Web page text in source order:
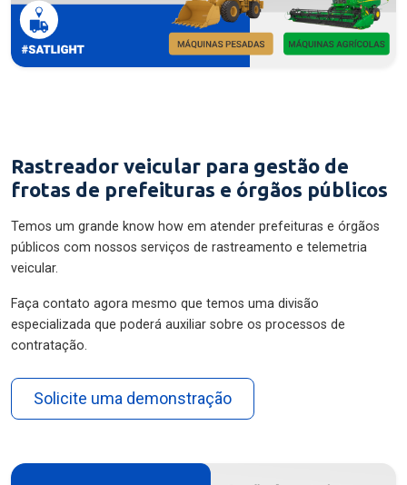
Rastreador veicular para gestão de
frotas de prefeituras e órgãos públicos
Temos um grande know how em atender prefeituras e órgãos
públicos com nossos serviços de rastreamento e telemetria
veicular.
Faça contato agora mesmo que temos uma divisão
especializada que poderá auxiliar sobre os processos de
contratação.
Solicite uma demonstração